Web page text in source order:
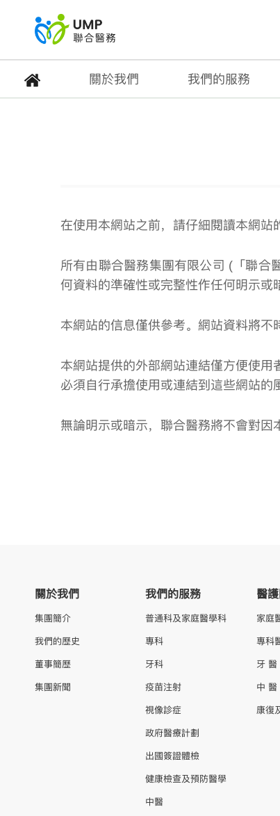
關於我們 我們的服務
在使用本網站之前，請仔細閱讀本網站
所有由聯合醫務集團有限公司 (「聯合
何資料的準確性或完整性作任何明示或
本網站的信息僅供參考。網站資料將不
本網站提供的外部網站連結僅方便使
必須自行承擔使用或連結到這些網站的
無論明示或暗示，聯合醫務將不會對因
關於我們
集團簡介
我們的歷史
董事簡歷
集團新聞
我們的服務
普通科及家庭醫學科
專科
牙科
疫苗注射
視像診症
政府醫療計劃
出國簽證體檢
健康檢查及預防醫學
中醫
醫
家庭
專科
牙 醫
中 醫
康復